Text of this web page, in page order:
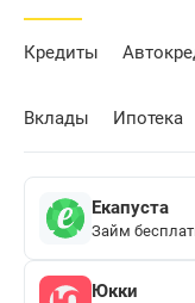
Кредиты
Вклады Ипотека
Екапуста
Займ
Юкки